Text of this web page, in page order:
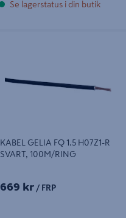
Se lagerstatus i din butik
KABEL GELIA FQ 1.5 H07Z1-R
SVART, 100M/RING
669 kr / FRP